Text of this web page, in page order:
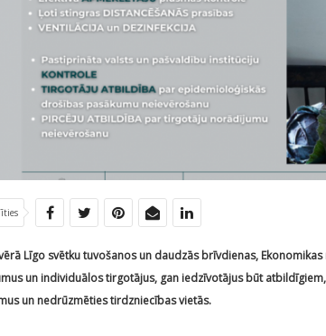
Līgo svētku tuvošanos un daudzās brīvdienas,
un individuālos tirgotājus, gan iedzīvotājus būt
un nedrūzmēties tirdzniecības vietās.